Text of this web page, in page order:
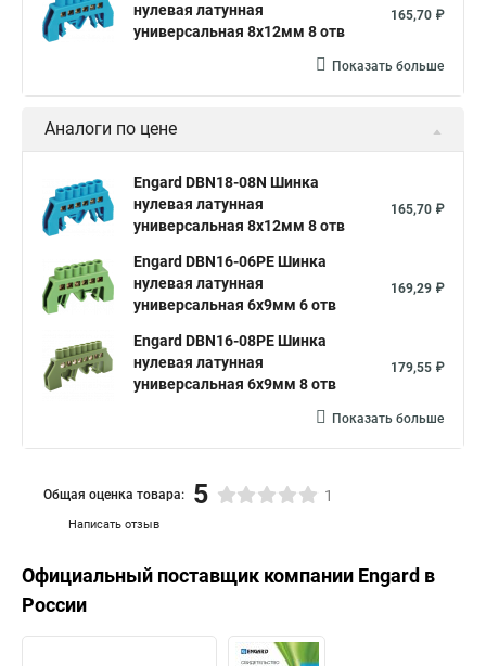
нулевая латунная
универсальная 8х12мм 8 отв
165,70 ₽
Показать больше
Аналоги по цене
Engard DBN18-08N Шинка
нулевая латунная
универсальная 8х12мм 8 отв
165,70 ₽
Engard DBN16-06PE Шинка
нулевая латунная
универсальная 6х9мм 6 отв
169,29 ₽
Engard DBN16-08PE Шинка
нулевая латунная
универсальная 6х9мм 8 отв
179,55 ₽
Показать больше
Написать отзыв
Общая оценка товара: 5 1
Официальный поставщик компании Engard в
России